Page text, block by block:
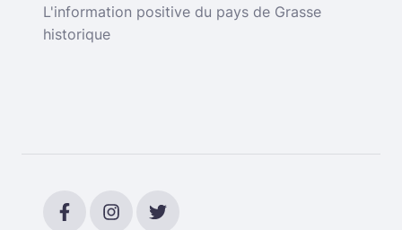
L'information positive du pays de Grasse
historique